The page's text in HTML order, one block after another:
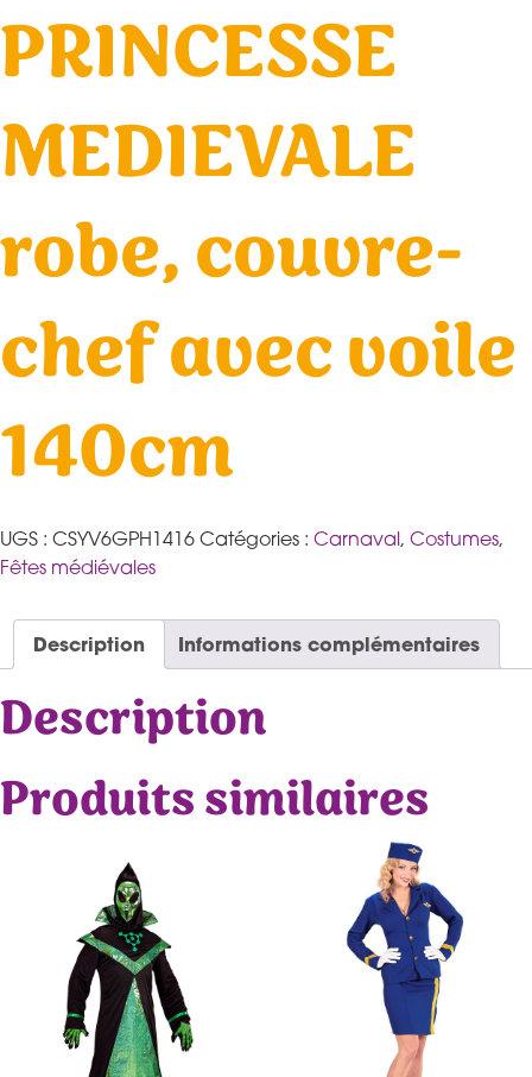
PRINCESSE
MEDIEVALE
robe, couvre-
chef avec voile
140cm
UGS : CSYV6GPH1416 Catégories : Carnaval, Costumes,
Fêtes médiévales
Description Informations complémentaires
Description
Produits similaires